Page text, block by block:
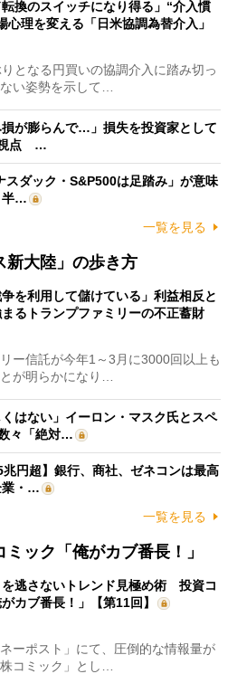
転換のスイッチになり得る」“介入慣
心理を変える「日米協調為替介入」
となる円買いの協調介入に踏み切っ
い姿勢を示して…
損が膨らんで…」損失を投資家として
視点 …
スダック・S&P500は足踏み」が意味
半…
一覧を見る
新大陸」の歩き方
争を利用して儲けている」利益相反と
るトランプファミリーの不正蓄財
ー信託が今年1～3月に3000回以上も
が明らかになり…
くはない」イーロン・マスク氏とスペ
々「絶対…
兆円超】銀行、商社、ゼネコンは最高
業・…
一覧を見る
ック「俺がカブ番長！」
を逃さないトレンド見極め術 投資コ
カブ番長！」【第11回】
ーポスト」にて、圧倒的な情報量が
コミック」とし…